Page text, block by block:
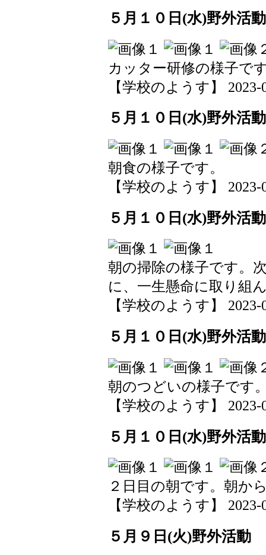
５月１０日(水)野外活動
カッター研修の様子で
【学校のようす】 2023-
５月１０日(水)野外活動
朝食の様子です。
【学校のようす】 2023-
５月１０日(水)野外活動
朝の掃除の様子です。
に、一生懸命に取り組
【学校のようす】 2023-
５月１０日(水)野外活動
朝のつどいの様子です
【学校のようす】 2023-
５月１０日(水)野外活動
２日目の朝です。朝か
【学校のようす】 2023-
５月９日(火)野外活動